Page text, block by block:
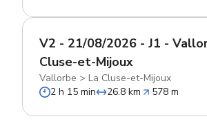
V2 - 21/08/2026 - J1 -
Cluse-et-Mijoux
Vallorbe > La Cluse-et-Mijoux
2 h 15 min
26.8 km 578 m